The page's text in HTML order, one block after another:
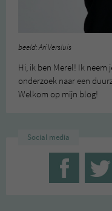
beeld: Ari Versluis
Hi, ik ben Merel! Ik neem
onderzoek naar een
Welkom op mijn blog!
Social media